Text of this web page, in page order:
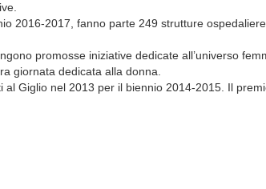
2016-2017, fanno parte 249 strutture
promosse iniziative dedicate all’universo
giornata dedicata alla donna.
Giglio nel 2013 per il biennio 2014-2015. Il